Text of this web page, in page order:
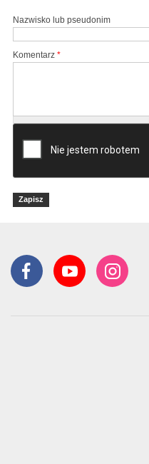
Nazwisko lub pseudonim
Komentarz *